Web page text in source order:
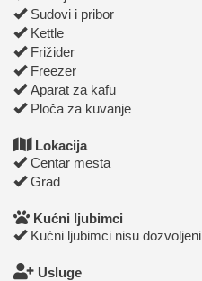
Sudovi i pribor
Kettle
Frižider
Freezer
Aparat za kafu
Ploča za kuvanje
Lokacija
Centar mesta
Grad
Kućni ljubimci
Kućni ljubimci nisu dozvoljeni
Usluge